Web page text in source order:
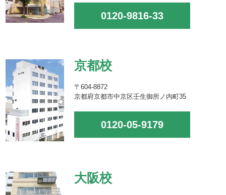
0120-9816-33
京都校
〒604-8872
京都府京都市中京区壬生御所ノ内町35
0120-05-9179
大阪校